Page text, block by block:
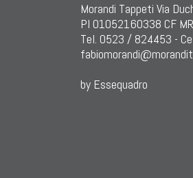
Morandi Tappeti Via
PI 01052160338 CF
Tel. 0523 / 824453 -
by Essequadro